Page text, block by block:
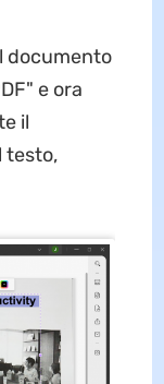
documento
e ora
il
testo,